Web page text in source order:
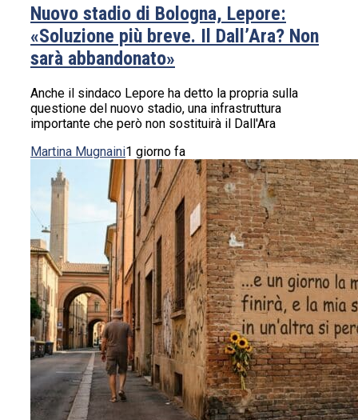
Nuovo stadio di Bologna, Lepore:
«Soluzione più breve. Il Dall’Ara? Non
sarà abbandonato»
Anche il sindaco Lepore ha detto la propria sulla
questione del nuovo stadio, una infrastruttura
importante che però non sostituirà il Dall'Ara
Martina Mugnaini1 giorno fa